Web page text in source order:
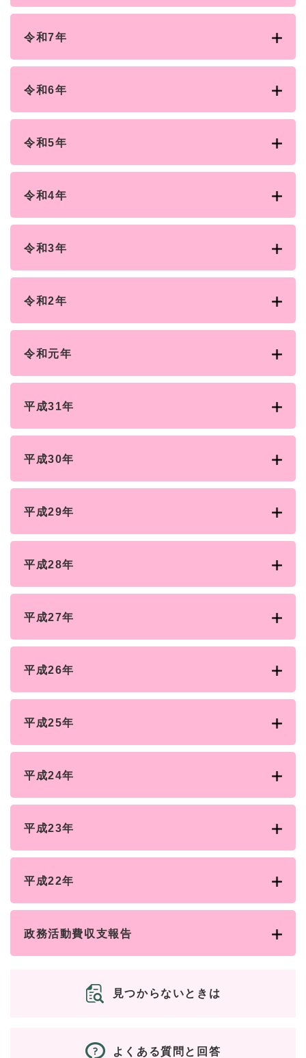
令和7年
令和6年
令和5年
令和4年
令和3年
令和2年
令和元年
平成31年
平成30年
平成29年
平成28年
平成27年
平成26年
平成25年
平成24年
平成23年
平成22年
政務活動費収支報告
見つからないときは
よくある質問と回答